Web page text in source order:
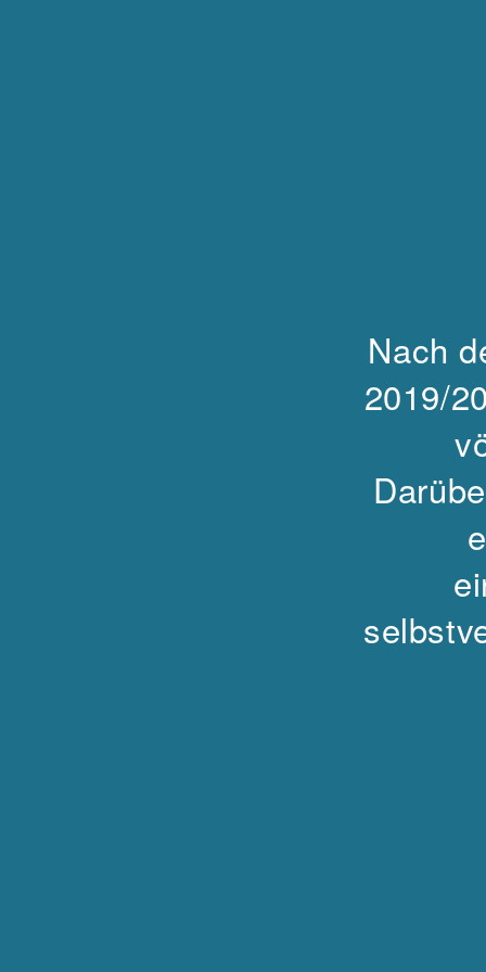
Nach
2019/